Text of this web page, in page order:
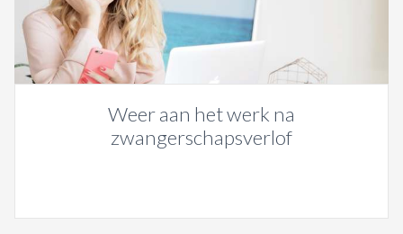
Weer aan het werk na
zwangerschapsverlof